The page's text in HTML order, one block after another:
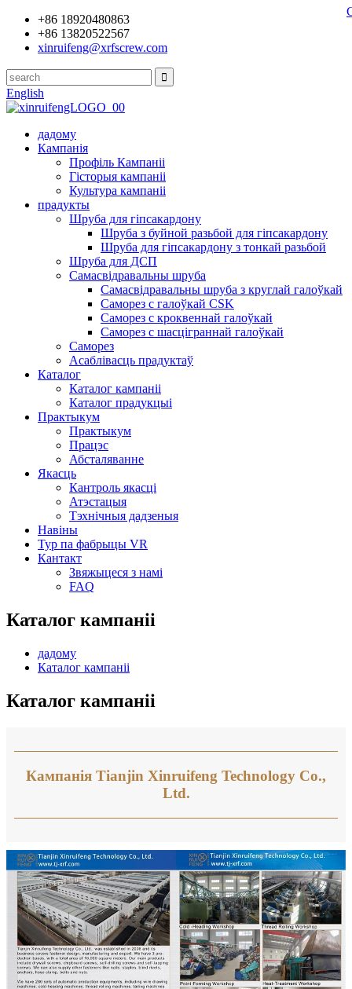
+86 18920480863
+86 13820522567
xinruifeng@xrfscrew.com
English
дадому
Кампанія
Профіль Кампаніі
Гісторыя кампаніі
Культура кампаніі
прадукты
Шруба для гіпсакардону
Шруба з буйной разьбой для гіпсакардону
Шруба для гіпсакардону з тонкай разьбой
Шруба для ДСП
Самасвідравальны шруба
Самасвідравальны шруба з круглай галоўкай
Саморез с галоўкай CSK
Саморез с кроквеннай галоўкай
Саморез с шасціграннай галоўкай
Саморез
Асаблівасць прадуктаў
Каталог
Каталог кампаніі
Каталог прадукцыі
Практыкум
Практыкум
Працэс
Абсталяванне
Якасць
Кантроль якасці
Атэстацыя
Тэхнічныя дадзеныя
Навіны
Тур па фабрыцы VR
Кантакт
Звяжыцеся з намі
FAQ
Каталог кампаніі
дадому
Каталог кампаніі
Каталог кампаніі
Кампанія Tianjin Xinruifeng Technology Co.,
Ltd.